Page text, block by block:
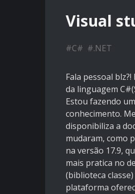
Visual
#C# #.NET
Fala pessoal
da linguagem
Estou fazendo
conhecimento.
disponibiliza a
mudaram, como
na versão 17.9,
mais pratica no
(biblioteca
plataforma